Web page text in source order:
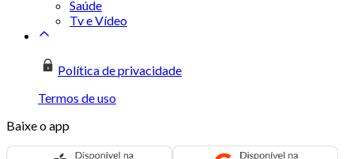
Saúde
Tv e Vídeo
Política de privacidade
Termos de uso
Baixe o app